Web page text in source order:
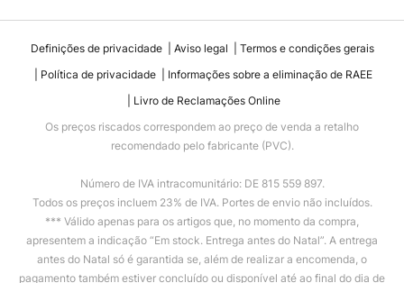
Definições de privacidade Aviso legal
Termos e condições gerais
Política de privacidade
Informações sobre a eliminação de RAEE
Livro de Reclamações Online
Os preços riscados correspondem ao preço de venda a retalho
recomendado pelo fabricante (PVC).
Número de IVA intracomunitário: DE 815 559 897.
Todos os preços incluem 23% de IVA. Portes de envio não incluídos.
*** Válido apenas para os artigos que, no momento da compra,
apresentem a indicação “Em stock. Entrega antes do Natal”. A entrega
antes do Natal só é garantida se, além de realizar a encomenda, o
pagamento também estiver concluído ou disponível até ao final do dia de